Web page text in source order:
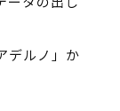
デルノ」か